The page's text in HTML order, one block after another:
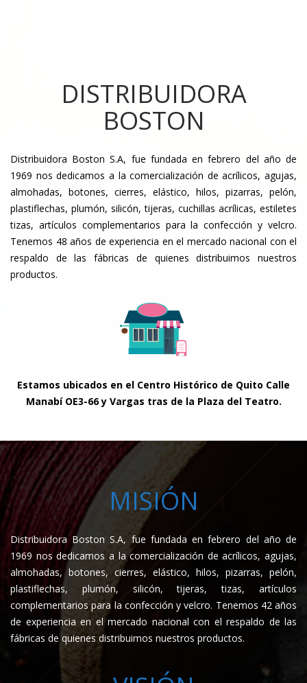
DISTRIBUIDORA
BOSTON
Distribuidora Boston S.A, fue fundada en febrero del año de
1969 nos dedicamos a la comercialización de acrílicos, agujas,
almohadas, botones, cierres, elástico, hilos, pizarras, pelón,
plastiflechas, plumón, silicón, tijeras, cuchillas acrílicas, estiletes
tizas, artículos complementarios para la confección y velcro.
Tenemos 48 años de experiencia en el mercado nacional con el
respaldo de las fábricas de quienes distribuimos nuestros
productos.
Estamos ubicados en el Centro Histórico de Quito Calle
Manabí OE3-66 y Vargas tras de la Plaza del Teatro.
MISIÓN
Distribuidora Boston S.A, fue fundada en febrero del año de
1969 nos dedicamos a la comercialización de acrílicos, agujas,
almohadas, botones, cierres, elástico, hilos, pizarras, pelón,
plastiflechas, plumón, silicón, tijeras, tizas, artículos
complementarios para la confección y velcro. Tenemos 42 años
de experiencia en el mercado nacional con el respaldo de las
fábricas de quienes distribuimos nuestros productos.